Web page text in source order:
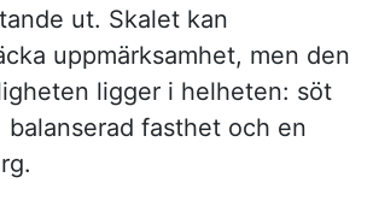
ut. Skalet kan
uppmärksamhet, men den
ligger i helheten: söt
fasthet och en